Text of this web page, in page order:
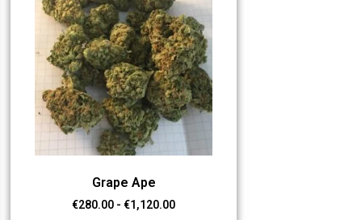
Grape Ape
€280.00 - €1,120.00